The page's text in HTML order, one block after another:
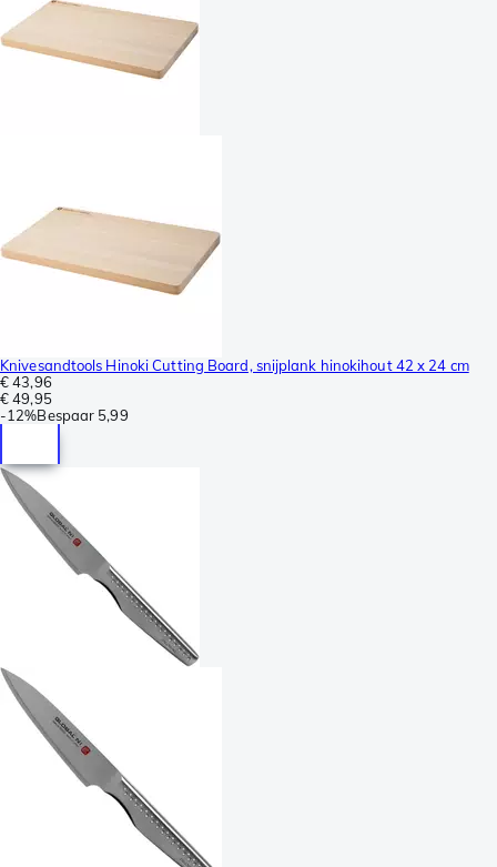
Knivesandtools Hinoki Cutting Board, snijplank hinokihout 42 x 24 cm
€ 43,96
€ 49,95
-12%Bespaar 5,99